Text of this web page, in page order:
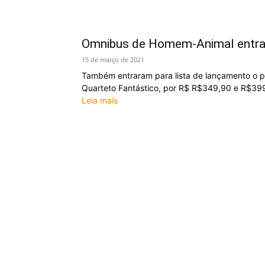
Omnibus de Homem-Animal
15 de março de 2021
Também entraram para lista de lançamento o
Quarteto Fantástico, por R$ R$349,90 e
Leia mais